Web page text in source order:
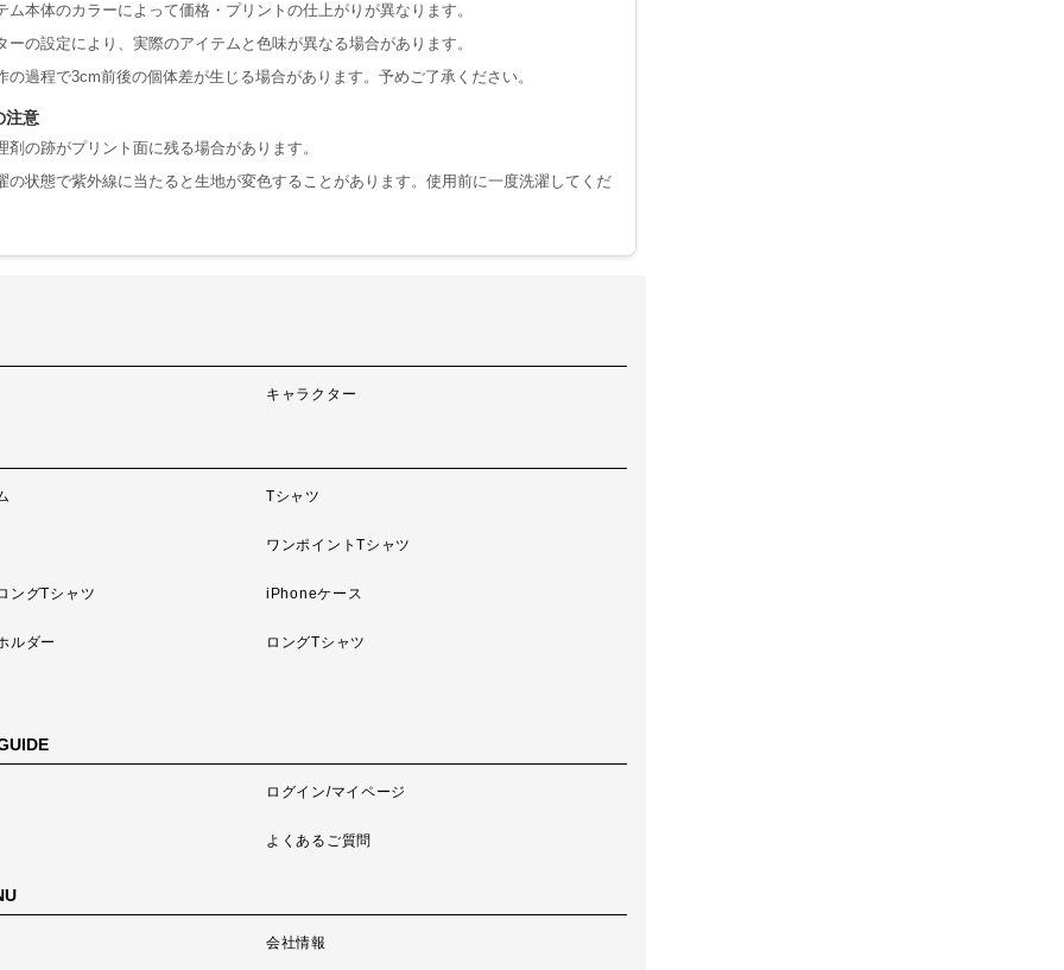
ム本体のカラーによって価格・プリントの仕上がりが異なります。
ーの設定により、実際のアイテムと色味が異なる場合があります。
過程で3cm前後の個体差が生じる場合があります。予めご了承ください。
注意
剤の跡がプリント面に残る場合があります。
の状態で紫外線に当たると生地が変色することがあります。使用前に一度洗濯してくだ
キャラクター
Tシャツ
ワンポイントTシャツ
ングTシャツ iPhoneケース
ルダー ロングTシャツ
ログイン/マイページ
よくあるご質問
会社情報